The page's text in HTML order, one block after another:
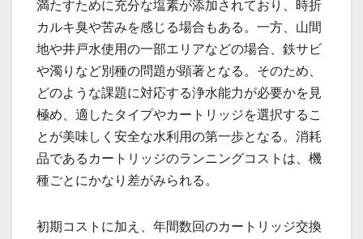
満たすために充分な塩素が添加されており、時折
カルキ臭や苦みを感じる場合もある。一方、山間
地や井戸水使用の一部エリアなどの場合、鉄サビ
や濁りなど別種の問題が顕著となる。そのため、
どのような課題に対応する浄水能力が必要かを見
極め、適したタイプやカートリッジを選択するこ
とが美味しく安全な水利用の第一歩となる。消耗
品であるカートリッジのランニングコストは、機
種ごとにかなり差がみられる。
初期コストに加え、年間数回のカートリッジ交換